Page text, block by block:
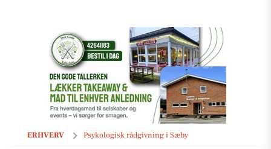
ERHVERV Psykologisk rådgivning i Sæby
Psykolog Chris Egeborg